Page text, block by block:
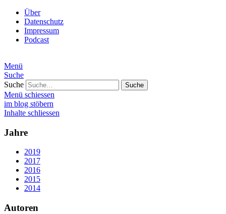
Über
Datenschutz
Impressum
Podcast
Menü
Suche
Suche
Menü schiessen
im blog stöbern
Inhalte schliessen
Jahre
2019
2017
2016
2015
2014
Autoren